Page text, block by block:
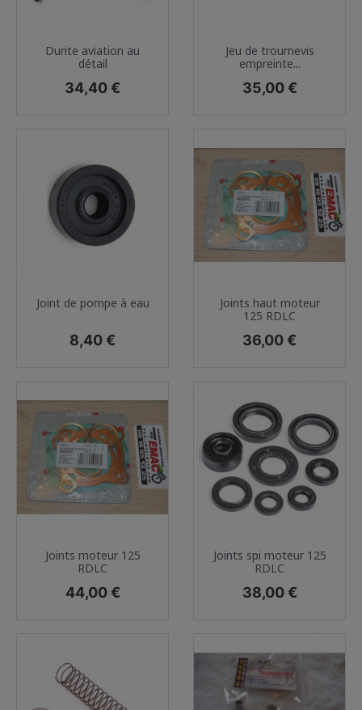
Durite aviation au
détail
Prix
34,40 €
Jeu de trournevis
empreinte...
Prix
35,00 €
Joint de pompe à eau
Prix
8,40 €
Joints haut moteur
125 RDLC
Prix
36,00 €
Joints moteur 125
RDLC
Prix
44,00 €
Joints spi moteur 125
RDLC
Prix
38,00 €